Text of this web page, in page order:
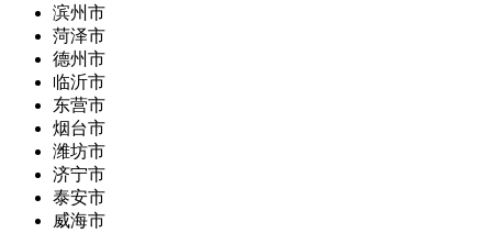
滨州市
菏泽市
德州市
临沂市
东营市
烟台市
潍坊市
济宁市
泰安市
威海市